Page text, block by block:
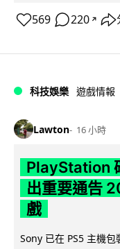
569 220 ↗
科技娛樂 遊戲情報
Lawton 16 小時
PlayStation
出重要通告
戲
Sony 已在 PS5 主機